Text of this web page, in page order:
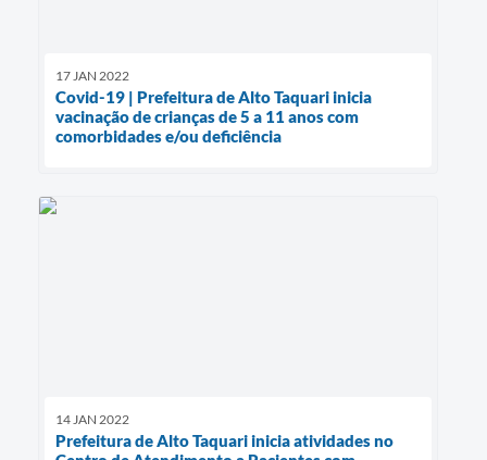
17 JAN 2022
Covid-19 | Prefeitura de Alto Taquari inicia
vacinação de crianças de 5 a 11 anos com
comorbidades e/ou deficiência
14 JAN 2022
Prefeitura de Alto Taquari inicia atividades no